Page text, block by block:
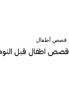
قصص أطفال
قصص اطفال قبل النوم